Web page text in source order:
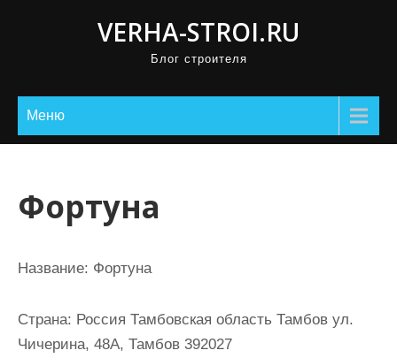
VERHA-STROI.RU
Блог строителя
Меню
Фортуна
Название: Фортуна
Страна: Россия Тамбовская область Тамбов ул.
Чичерина, 48А, Тамбов 392027